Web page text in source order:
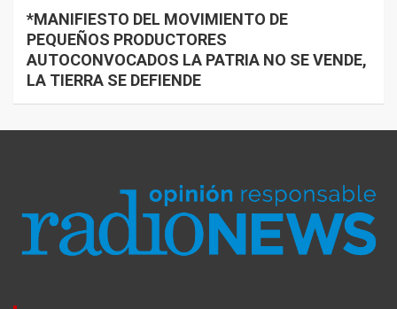
*MANIFIESTO DEL MOVIMIENTO DE
PEQUEÑOS PRODUCTORES
AUTOCONVOCADOS LA PATRIA NO SE VENDE,
LA TIERRA SE DEFIENDE